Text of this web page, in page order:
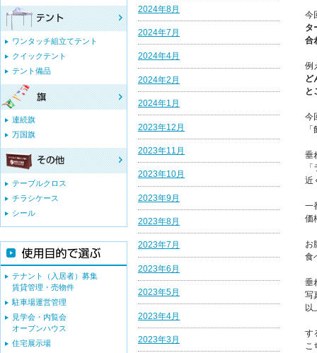
今
タ
合
例
ど
と
今
垂
近
一
価
お
食
垂
写
以
す
こ
2024年8月
2024年7月
2024年4月
2024年2月
2024年1月
2023年12月
2023年11月
2023年10月
2023年9月
2023年8月
2023年7月
2023年6月
2023年5月
2023年4月
2023年3月
ワンタッチ組立てテント
クイックテント
テント備品
連続旗
万国旗
テーブルクロス
チラシケース
シール
テナント（入居者）募集
賃貸管理・売物件
駐車場運営管理
見学会・内覧会
オープンハウス
住宅展示場